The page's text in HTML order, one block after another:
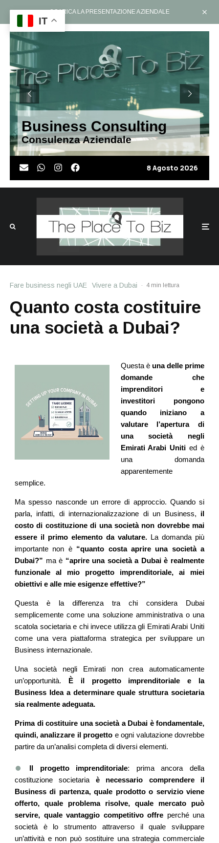
SCARICA LA PRESENTAZIONE AZIENDALE
Business Consulting
Consulenza Aziendale
8 Agosto 2026
Fare business negli UAE Vivere a Dubai · 4 min lettura
Quanto costa costituire
una società a Dubai?
Questa è una delle prime
domande che
imprenditori e
investitori pongono
quando iniziano a
valutare l’apertura di
una società negli
Emirati Arabi Uniti ed è
una domanda
apparentemente
semplice.
Ma spesso nasconde un errore di approccio. Quando si
parla, infatti, di internazionalizzazione di un Business, il
costo di costituzione di una società non dovrebbe mai
essere il primo elemento da valutare. La domanda più
importante non è “quanto costa aprire una società a
Dubai?” ma è “aprire una società a Dubai è realmente
funzionale al mio progetto imprenditoriale, ai miei
obiettivi e alle mie esigenze effettive?”
Questa è la differenza tra chi considera Dubai
semplicemente come una soluzione amministrativa o una
scatola societaria e chi invece utilizza gli Emirati Arabi Uniti
come una vera piattaforma strategica per sviluppare un
Business internazionale.
Una società negli Emirati non crea automaticamente
un’opportunità. È il progetto imprenditoriale e la
Business Idea a determinare quale struttura societaria
sia realmente adeguata.
Prima di costituire una società a Dubai è fondamentale,
quindi, analizzare il progetto e ogni valutazione dovrebbe
partire da un’analisi completa di diversi elementi.
Il progetto imprenditoriale: prima ancora della
costituzione societaria è necessario comprendere il
Business di partenza, quale prodotto o servizio viene
offerto, quale problema risolve, quale mercato può
servire, quale vantaggio competitivo offre perché una
società è lo strumento attraverso il quale sviluppare
un’attività e non può sostituire una strategia commerciale
IT